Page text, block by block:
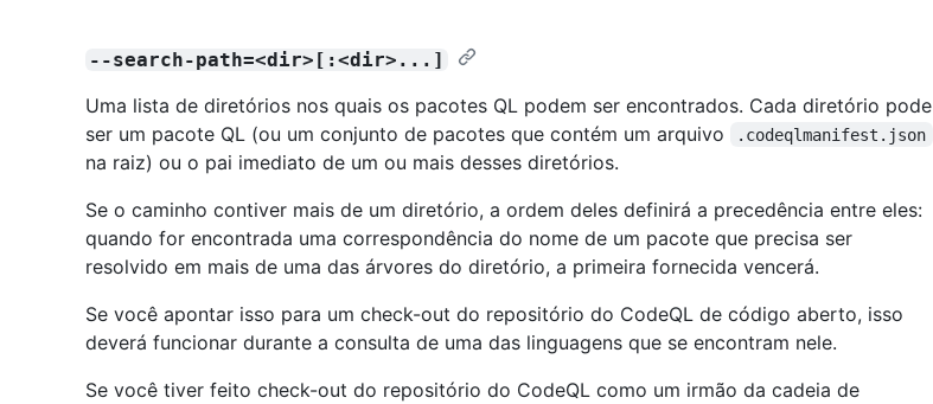
--search-path=<dir>[:<dir>...]
Uma lista de diretórios nos quais os pacotes QL podem ser encontrados. Cada diretório pode
ser um pacote QL (ou um conjunto de pacotes que contém um arquivo
.codeqlmanifest.json
na raiz) ou o pai imediato de um ou mais desses diretórios.
Se o caminho contiver mais de um diretório, a ordem deles definirá a precedência entre eles:
quando for encontrada uma correspondência do nome de um pacote que precisa ser
resolvido em mais de uma das árvores do diretório, a primeira fornecida vencerá.
Se você apontar isso para um check-out do repositório do CodeQL de código aberto, isso
deverá funcionar durante a consulta de uma das linguagens que se encontram nele.
Se você tiver feito check-out do repositório do CodeQL como um irmão da cadeia de